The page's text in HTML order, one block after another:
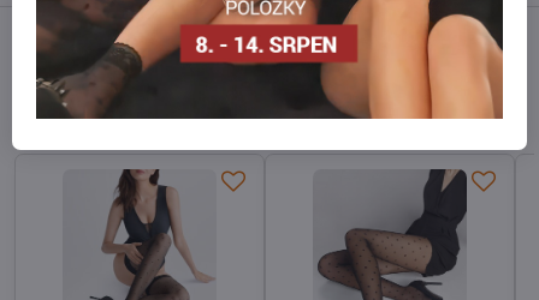
FacebookTwitterBlueskyPinterestReddit LinkedIn WhatsApp
Alternativní produkty